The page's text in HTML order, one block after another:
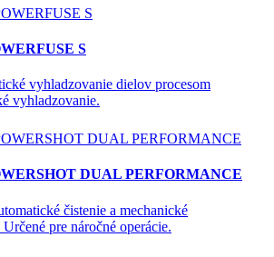
S
vyhladzovanie dielov procesom
vyhladzovanie.
DUAL PERFORMANCE
čistenie a mechanické
pre náročné operácie.